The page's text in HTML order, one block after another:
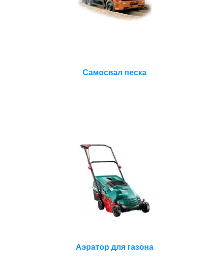
Самосвал песка
Аэратор для газона